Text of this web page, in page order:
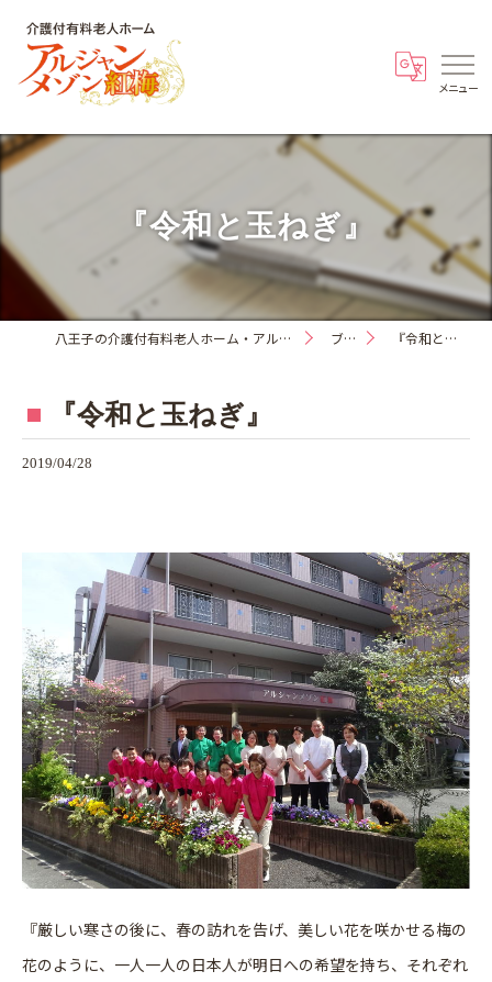
『令和と玉ねぎ』
八王子の介護付有料老人ホーム・アルジャンメゾン紅梅 ブログ 『令和と玉ねぎ』
『令和と玉ねぎ』
2019/04/28
『厳しい寒さの後に、春の訪れを告げ、美しい花を咲かせる梅の
花のように、一人一人の日本人が明日への希望を持ち、それぞれ